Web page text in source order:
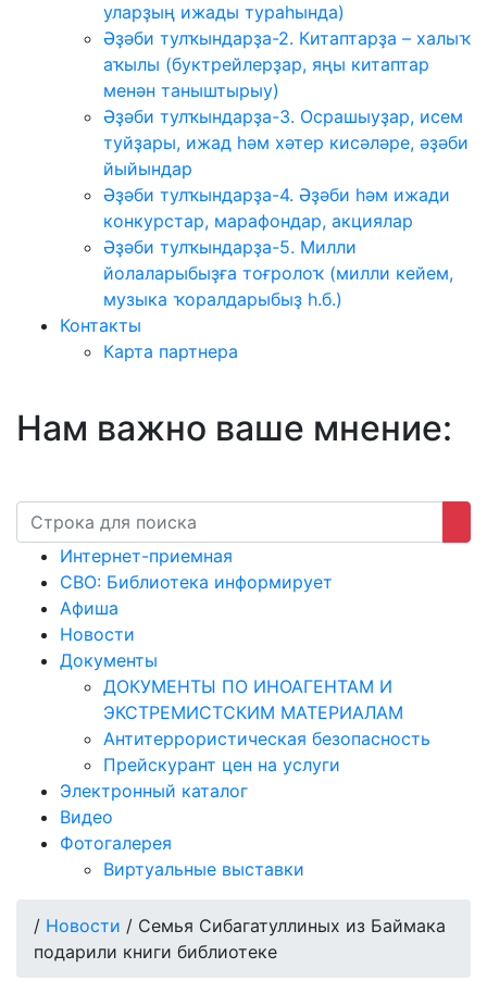
уларҙың ижады тураһында)
Әҙәби тулҡындарҙа-2. Китаптарҙа – халыҡ
аҡылы (буктрейлерҙар, яңы китаптар
менән таныштырыу)
Әҙәби тулҡындарҙа-3. Осрашыуҙар, исем
туйҙары, ижад һәм хәтер кисәләре, әҙәби
йыйындар
Әҙәби тулҡындарҙа-4. Әҙәби һәм ижади
конкурстар, марафондар, акциялар
Әҙәби тулҡындарҙа-5. Милли
йолаларыбыҙға тоғролоҡ (милли кейем,
музыка ҡоралдарыбыҙ һ.б.)
Контакты
Карта партнера
Нам важно ваше мнение:
Интернет-приемная
СВО: Библиотека информирует
Афиша
Новости
Документы
ДОКУМЕНТЫ ПО ИНОАГЕНТАМ И
ЭКСТРЕМИСТСКИМ МАТЕРИАЛАМ
Антитеррористическая безопасность
Прейскурант цен на услуги
Электронный каталог
Видео
Фотогалерея
Виртуальные выставки
/ Новости / Семья Сибагатуллиных из Баймака
подарили книги библиотеке